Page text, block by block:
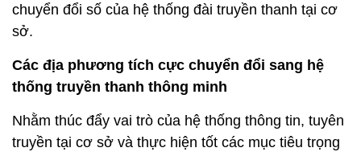
chuyển đổi số của hệ thống đài truyền thanh tại cơ
sở.
Các địa phương tích cực chuyển đổi sang hệ
thống truyền thanh thông minh
Nhằm thúc đẩy vai trò của hệ thống thông tin, tuyên
truyền tại cơ sở và thực hiện tốt các mục tiêu trọng